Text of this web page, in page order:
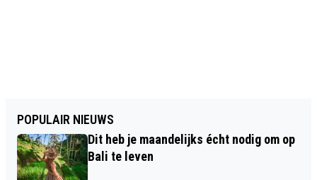
POPULAIR NIEUWS
Dit heb je maandelijks écht nodig om op
Bali te leven